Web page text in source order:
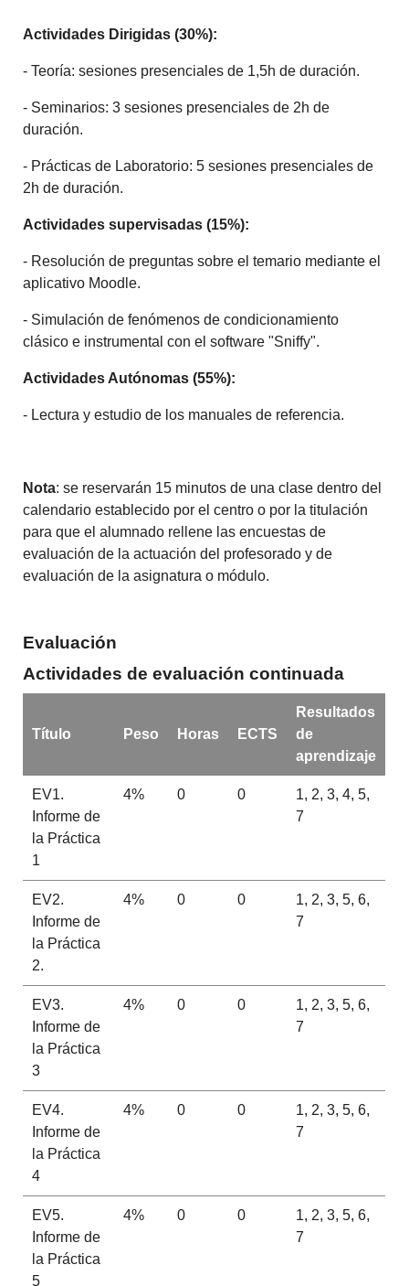
Actividades Dirigidas (30%):
- Teoría: sesiones presenciales de 1,5h de duración.
- Seminarios: 3 sesiones presenciales de 2h de
duración.
- Prácticas de Laboratorio: 5 sesiones presenciales de
2h de duración.
Actividades supervisadas (15%):
- Resolución de preguntas sobre el temario mediante el
aplicativo Moodle.
- Simulación de fenómenos de condicionamiento
clásico e instrumental con el software "Sniffy".
Actividades Autónomas (55%):
- Lectura y estudio de los manuales de referencia.
Nota: se reservarán 15 minutos de una clase dentro del
calendario establecido por el centro o por la titulación
para que el alumnado rellene las encuestas de
evaluación de la actuación del profesorado y de
evaluación de la asignatura o módulo.
Evaluación
Actividades de evaluación continuada
Título Peso Horas ECTS
Resultados
de
aprendizaje
EV1.
Informe de
la Práctica
1
4% 0 0
1, 2, 3, 4, 5,
7
EV2.
Informe de
la Práctica
2.
4% 0 0
1, 2, 3, 5, 6,
7
EV3.
Informe de
la Práctica
3
4% 0 0
1, 2, 3, 5, 6,
7
EV4.
Informe de
la Práctica
4
4% 0 0
1, 2, 3, 5, 6,
7
EV5.
Informe de
la Práctica
5
4% 0 0
1, 2, 3, 5, 6,
7